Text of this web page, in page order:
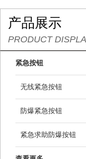
产品展示
PRODUCT
紧急按钮
无线紧急按钮
防爆紧急按钮
紧急求助防爆按钮